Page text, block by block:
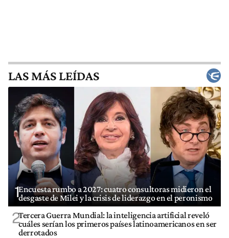
LAS MÁS LEÍDAS
1Encuesta rumbo a 2027: cuatro consultoras midieron el
desgaste de Milei y la crisis de liderazgo en el peronismo
2Tercera Guerra Mundial: la inteligencia artificial reveló
cuáles serían los primeros países latinoamericanos en ser
derrotados